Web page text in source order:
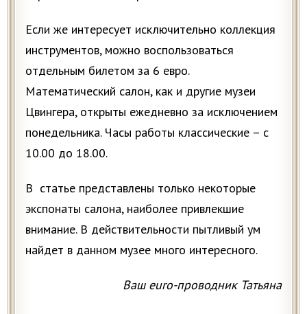
Если же интересует исключительно коллекция
инструментов, можно воспользоваться
отдельным билетом за 6 евро.
Математический салон, как и другие музеи
Цвингера, открыты ежедневно за исключением
понедельника. Часы работы классические – с
10.00 до 18.00.
В статье представлены только некоторые
экспонаты салона, наиболее привлекшие
внимание. В действительности пытливый ум
найдет в данном музее много интересного.
Ваш euro-проводник Татьяна